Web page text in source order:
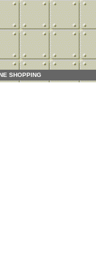
SHOPPING